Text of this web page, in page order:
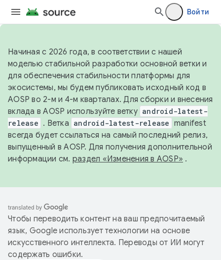
Войти
Начиная с 2026 года, в соответствии с нашей
моделью стабильной разработки основной ветки и
для обеспечения стабильности платформы для
экосистемы, мы будем публиковать исходный код в
AOSP во 2-м и 4-м кварталах. Для сборки и внесения
вклада в AOSP используйте ветку android-latest-
release . Ветка android-latest-release manifest
всегда будет ссылаться на самый последний релиз,
выпущенный в AOSP. Для получения дополнительной
информации см. раздел «Изменения в AOSP» .
Чтобы переводить контент на ваш предпочитаемый
язык, Google использует технологии на основе
искусственного интеллекта. Переводы от ИИ могут
содержать ошибки.